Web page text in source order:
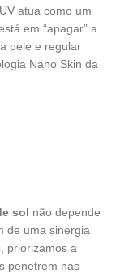
atua como um
em “apagar” a
pele e regular
Nano Skin da
sol não depende
de uma sinergia
priorizamos a
penetrem nas